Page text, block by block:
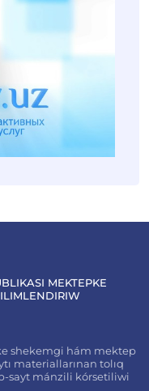
MEKTEPKE
shekemgi hám mektep
materiallarınan tolıq
sayt mánzili kórsetiliwi